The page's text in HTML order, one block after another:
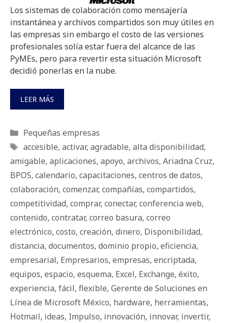
Los sistemas de colaboración como mensajería
instantánea y archivos compartidos son muy útiles en
las empresas sin embargo el costo de las versiones
profesionales solía estar fuera del alcance de las
PyMEs, pero para revertir esta situación Microsoft
decidió ponerlas en la nube.
LEER MÁS
Categorías
Pequeñas empresas
Etiquetas
accesible, activar, agradable, alta disponibilidad,
amigable, aplicaciones, apoyo, archivos, Ariadna Cruz,
BPOS, calendario, capacitaciones, centros de datos,
colaboración, comenzar, compañías, compartidos,
competitividad, comprar, conectar, conferencia web,
contenido, contratar, correo basura, correo
electrónico, costo, creación, dinero, Disponibilidad,
distancia, documentos, dominio propio, eficiencia,
empresarial, Empresarios, empresas, encriptada,
equipos, espacio, esquema, Excel, Exchange, éxito,
experiencia, fácil, flexible, Gerente de Soluciones en
Línea de Microsoft México, hardware, herramientas,
Hotmail, ideas, Impulso, innovación, innovar, invertir,